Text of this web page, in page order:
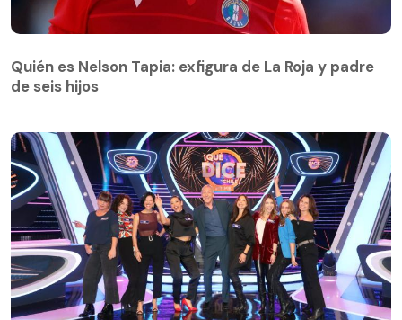
de seis hijos
Quién es Nelson Tapia: exfigura de La Roja y padre
de seis hijos